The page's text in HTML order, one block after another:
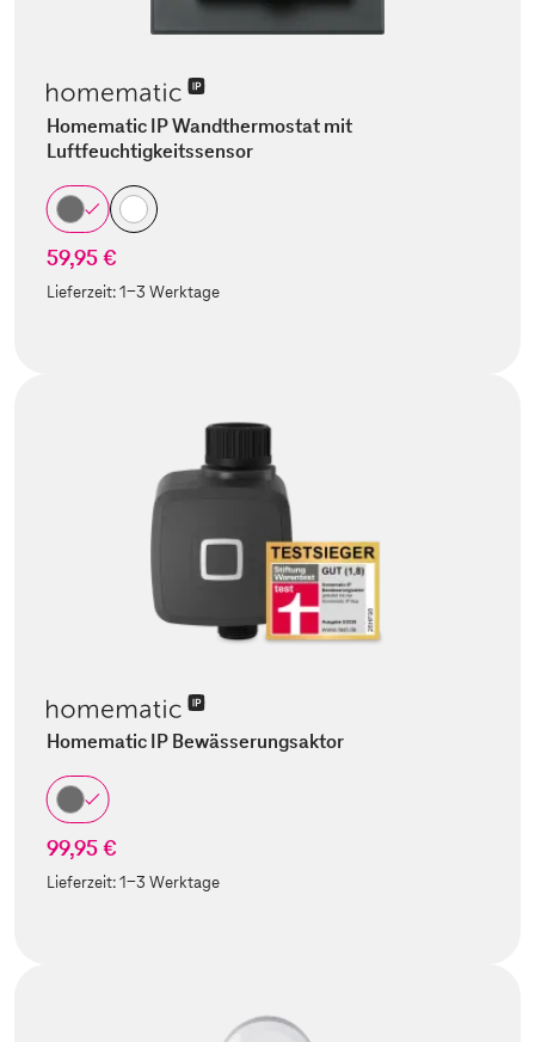
Homematic IP Wandthermostat mit
Luftfeuchtigkeitssensor
59,95 €
Lieferzeit:1-3 Werktage
Homematic IP Bewässerungsaktor
99,95 €
Lieferzeit:1-3 Werktage